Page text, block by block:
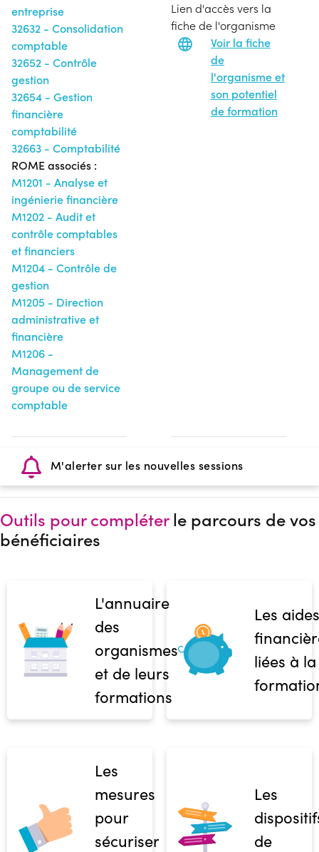
entreprise
32632 - Consolidation
comptable
32652 - Contrôle
gestion
32654 - Gestion
financière
comptabilité
32663 - Comptabilité
ROME associés :
M1201 - Analyse et
ingénierie financière
M1202 - Audit et
contrôle comptables
et financiers
M1204 - Contrôle de
gestion
M1205 - Direction
administrative et
financière
M1206 -
Management de
groupe ou de service
comptable
Lien d'accès vers la
fiche de l'organisme
Voir la fiche
de
l'organisme et
son potentiel
de formation
M'alerter sur les nouvelles sessions
Outils pour compléterle parcours de vos
bénéficiaires
L'annuaire
des
organismes
et de leurs
formations
Les aides
liées à la
Les
mesures
pour
sécuriser
Les
de